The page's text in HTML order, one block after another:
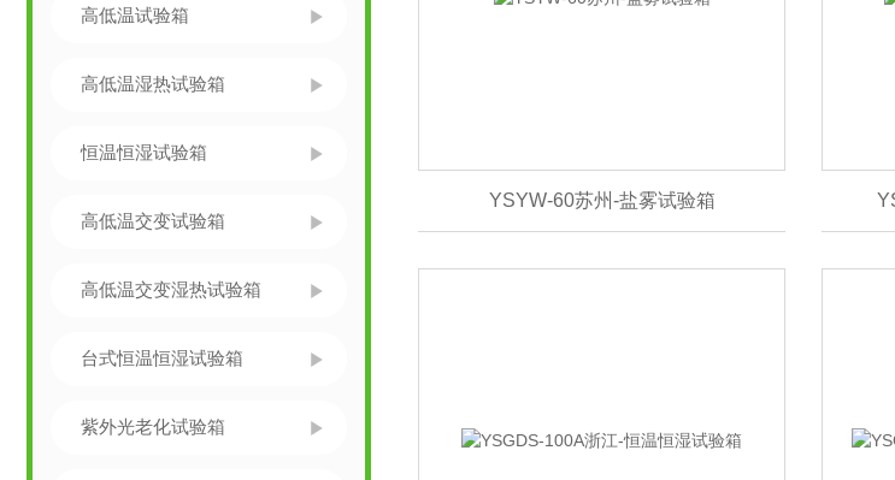
高低温试验箱
高低温湿热试验箱
恒温恒湿试验箱
高低温交变试验箱
高低温交变湿热试验箱
台式恒温恒湿试验箱
紫外光老化试验箱
YSYW-60苏州-盐雾试验箱